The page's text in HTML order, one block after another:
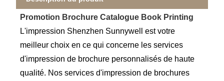
Promotion Brochure Catalogue Book Printing
L'impression Shenzhen Sunnywell est votre
meilleur choix en ce qui concerne les services
d'impression de brochure personnalisés de haute
qualité. Nos services d'impression de brochures